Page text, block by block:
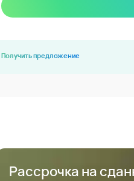
Получить предложение
Рассрочка на